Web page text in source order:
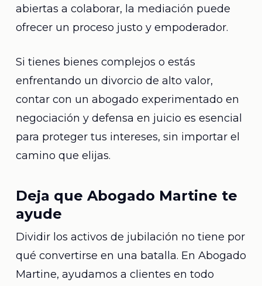
abiertas a colaborar, la mediación puede
ofrecer un proceso justo y empoderador.
Si tienes bienes complejos o estás
enfrentando un divorcio de alto valor,
contar con un abogado experimentado en
negociación y defensa en juicio es esencial
para proteger tus intereses, sin importar el
camino que elijas.
Deja que Abogado Martine te
ayude
Dividir los activos de jubilación no tiene por
qué convertirse en una batalla. En Abogado
Martine, ayudamos a clientes en todo